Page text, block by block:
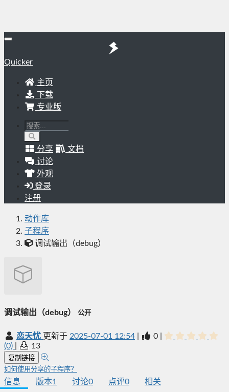
Quicker
主页
下载
专业版
分享
文档
讨论
外观
登录
注册
动作库
子程序
调试输出（debug）
调试输出（debug） 公开
恋天忧 更新于 2025-07-01 12:54 0
(0)
13
复制链接
如何使用分享的子程序？
信息 版本1 讨论0 点评0 相关